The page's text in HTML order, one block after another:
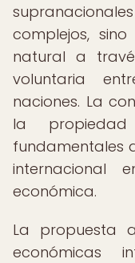
complejos,
natural a
voluntaria
naciones. La
la
fundamentales
internacional
económica.
La propuesta
económicas